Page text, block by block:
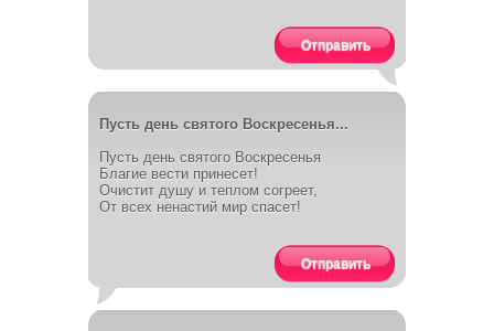
Отправить
Пусть день святого Воскресенья...
Пусть день святого Воскресенья
Благие вести принесет!
Очистит душу и теплом согреет,
От всех ненастий мир спасет!
Отправить